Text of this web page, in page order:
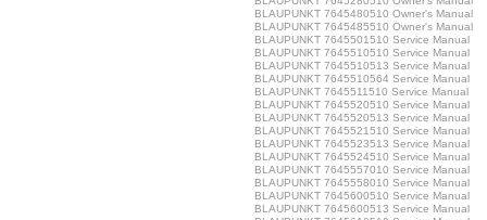
BLAUPUNKT 7645480510 Owner's Manual
BLAUPUNKT 7645485510 Owner's Manual
BLAUPUNKT 7645501510 Service Manual
BLAUPUNKT 7645510510 Service Manual
BLAUPUNKT 7645510513 Service Manual
BLAUPUNKT 7645510564 Service Manual
BLAUPUNKT 7645511510 Service Manual
BLAUPUNKT 7645520510 Service Manual
BLAUPUNKT 7645520513 Service Manual
BLAUPUNKT 7645521510 Service Manual
BLAUPUNKT 7645523513 Service Manual
BLAUPUNKT 7645524510 Service Manual
BLAUPUNKT 7645557010 Service Manual
BLAUPUNKT 7645558010 Service Manual
BLAUPUNKT 7645600510 Service Manual
BLAUPUNKT 7645600513 Service Manual